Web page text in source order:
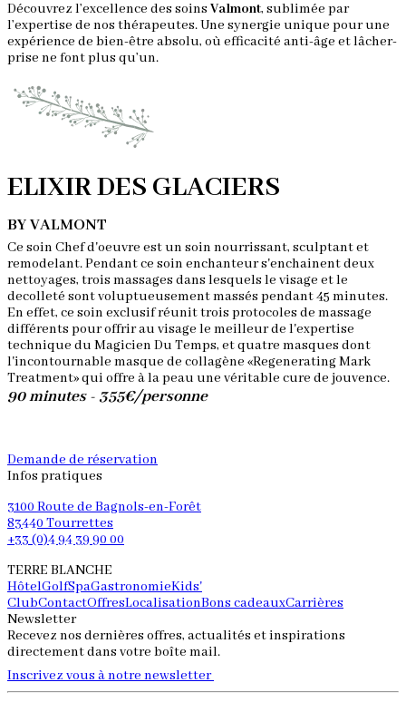
Découvrez l’excellence des soins Valmont, sublimée par
l’expertise de nos thérapeutes. Une synergie unique pour une
expérience de bien-être absolu, où efficacité anti-âge et lâcher-
prise ne font plus qu’un.
ELIXIR DES GLACIERS
BY VALMONT
Ce soin Chef d'oeuvre est un soin nourrissant, sculptant et
remodelant. Pendant ce soin enchanteur s'enchainent deux
nettoyages, trois massages dans lesquels le visage et le
decolleté sont voluptueusement massés pendant 45 minutes.
En effet, ce soin exclusif réunit trois protocoles de massage
différents pour offrir au visage le meilleur de l'expertise
technique du Magicien Du Temps, et quatre masques dont
l'incontournable masque de collagène «Regenerating Mark
Treatment» qui offre à la peau une véritable cure de jouvence.
90 minutes - 355€/personne
Demande de réservation
Infos pratiques
3100 Route de Bagnols-en-Forêt
83440 Tourrettes
+33 (0)4 94 39 90 00
TERRE BLANCHE
HôtelGolfSpaGastronomieKids'
ClubContactOffresLocalisationBons cadeauxCarrières
Newsletter
Recevez nos dernières offres, actualités et inspirations
directement dans votre boîte mail.
Inscrivez vous à notre newsletter